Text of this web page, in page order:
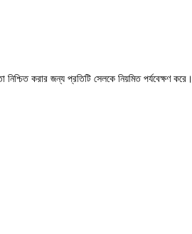
নিশ্চিত করার জন্য প্রতিটি সেলকে নিয়মিত পর্যবেক্ষণ করে।